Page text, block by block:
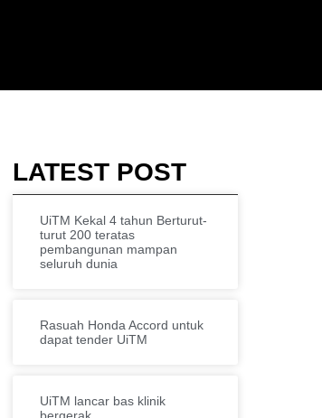
LATEST POST
UiTM Kekal 4 tahun Berturut-
turut 200 teratas
pembangunan mampan
seluruh dunia
Rasuah Honda Accord untuk
dapat tender UiTM
UiTM lancar bas klinik